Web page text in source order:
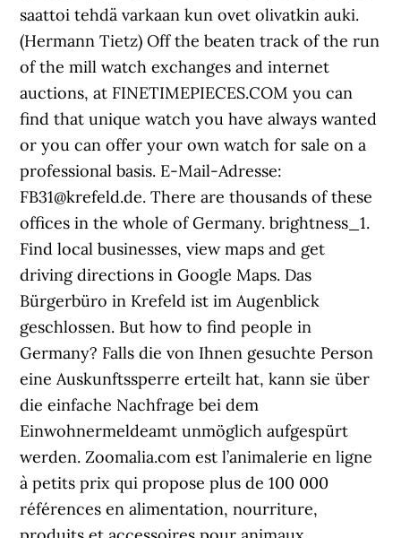
saattoi tehdä varkaan kun ovet olivatkin auki.
(Hermann Tietz) Off the beaten track of the run
of the mill watch exchanges and internet
auctions, at FINETIMEPIECES.COM you can
find that unique watch you have always wanted
or you can offer your own watch for sale on a
professional basis. E-Mail-Adresse:
FB31@krefeld.de. There are thousands of these
offices in the whole of Germany. brightness_1.
Find local businesses, view maps and get
driving directions in Google Maps. Das
Bürgerbüro in Krefeld ist im Augenblick
geschlossen. But how to find people in
Germany? Falls die von Ihnen gesuchte Person
eine Auskunftssperre erteilt hat, kann sie über
die einfache Nachfrage bei dem
Einwohnermeldeamt unmöglich aufgespürt
werden. Zoomalia.com est l’animalerie en ligne
à petits prix qui propose plus de 100 000
références en alimentation, nourriture,